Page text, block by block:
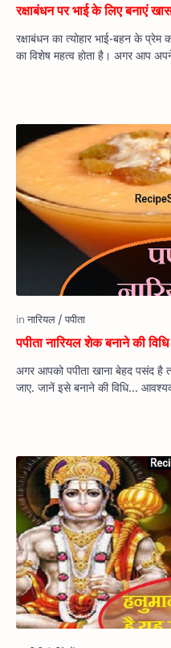
रक्षाबंधन पर भाई के लिए बनाएं
रक्षाबंधन का त्योहार भाई-बहन के
का विशेष महत्व होता है। अगर आप
पपीता नारियल शेक बनाने की विधि
अगर आपको पपीता खाना बेहद पसंद है